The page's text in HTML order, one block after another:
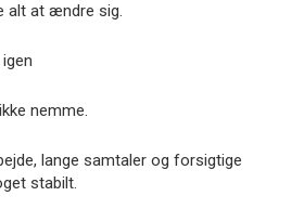
alt at ændre sig.
nemme.
lange samtaler og forsigtige
stabilt.